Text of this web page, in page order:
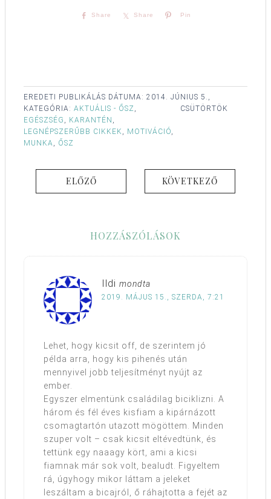
Share Share Pin
EREDETI PUBLIKÁLÁS DÁTUMA: 2014. JÚNIUS 5.,
CSÜTÖRTÖK
KATEGÓRIA: AKTUÁLIS - ŐSZ
EGÉSZSÉG
KARANTÉN
LEGNÉPSZERŰBB CIKKEK
MOTIVÁCIÓ
MUNKA
ŐSZ
ELŐZŐ KÖVETKEZŐ
HOZZÁSZÓLÁSOK
Ildi mondta
2019. MÁJUS 15., SZERDA, 7:21
Lehet, hogy kicsit off, de szerintem jó
példa arra, hogy kis pihenés után
mennyivel jobb teljesítményt nyújt az
ember.
Egyszer elmentünk családilag biciklizni. A
három és fél éves kisfiam a kipárnázott
csomagtartón utazott mögöttem. Minden
szuper volt – csak kicsit eltévedtünk, és
tettünk egy naaagy kört, ami a kicsi
fiamnak már sok volt, bealudt. Figyeltem
rá, úgyhogy mikor láttam a jeleket
leszáltam a bicajról, ő ráhajtotta a fejét az